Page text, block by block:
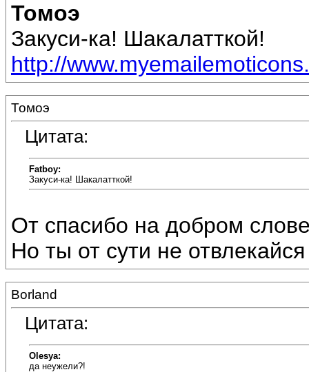
Томоэ
Закуси-ка! Шакалатткой!
http://
Томоэ
Цитата:
Fatboy:
Закуси-ка! Шакалатткой!
От спасибо на добром
Но ты от сути не
Borland
Цитата:
Olesya:
да неужели?!